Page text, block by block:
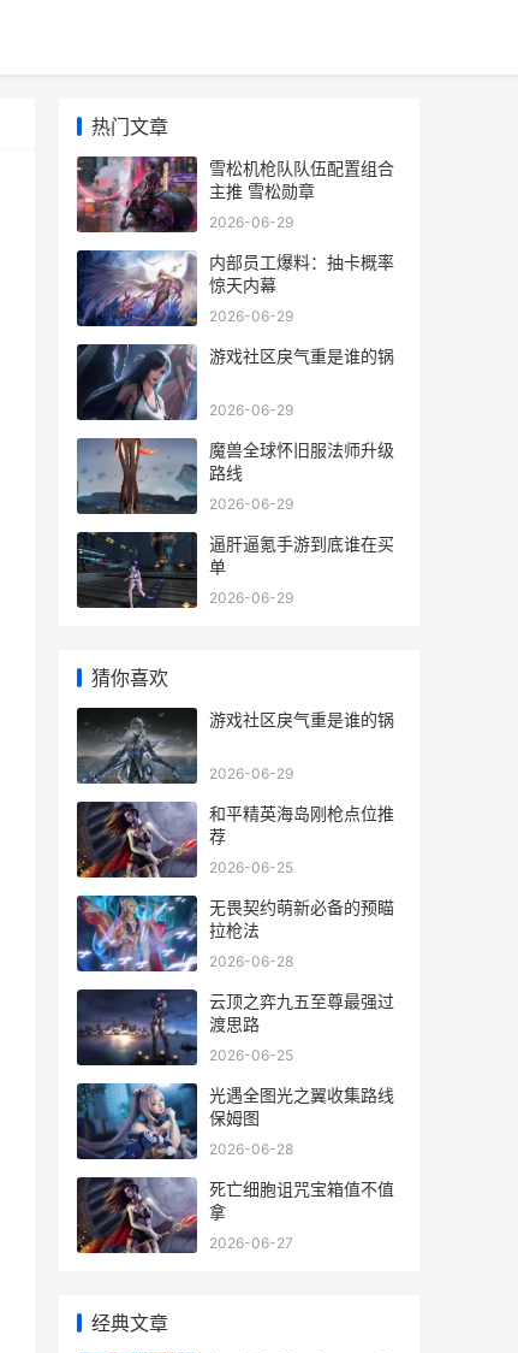
热门文章
雪松机枪队队伍配置组合
主推 雪松勋章
2026-06-29
内部员工爆料：抽卡概率
惊天内幕
2026-06-29
游戏社区戾气重是谁的锅
2026-06-29
魔兽全球怀旧服法师升级
路线
2026-06-29
逼肝逼氪手游到底谁在买
单
2026-06-29
猜你喜欢
游戏社区戾气重是谁的锅
2026-06-29
和平精英海岛刚枪点位推
荐
2026-06-25
无畏契约萌新必备的预瞄
拉枪法
2026-06-28
云顶之弈九五至尊最强过
渡思路
2026-06-25
光遇全图光之翼收集路线
保姆图
2026-06-28
死亡细胞诅咒宝箱值不值
拿
2026-06-27
经典文章